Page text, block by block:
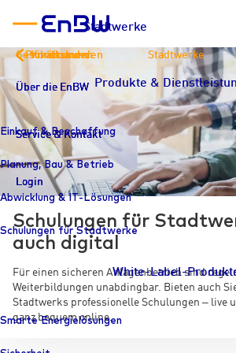
Stadtwerke
Stadtwerke
Produkte &
Einkauf & Beschaffung
Planung, Bau & Betrieb
Abwicklung & IT-Lösungen
Schulungen für Stadtwerke
White-Label-
Smarte Energielösungen
Privatkunden
Über die EnBW
Service & Kontakt
Login
Geschäftskunden
Über die EnBW
Service & Kontakt
Login
Kommunen
Über die EnBW
Service & Kontakt
Login
Schulungen für
auch digital
Für einen sicheren Anlagenbetrieb sind
Weiterbildungen unabdingbar. Bieten auch
Stadtwerks professionelle Schulungen – live
ganz bequem online.